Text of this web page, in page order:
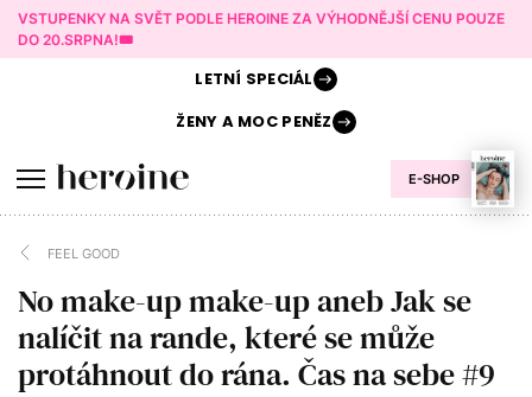
VSTUPENKY NA SVĚT PODLE HEROINE ZA VÝHODNĚJŠÍ CENU POUZE
DO 20.SRPNA!🎟️
E-SHOP
LETNÍ SPECIÁL
ŽENY AMOC PENĚZ
FEEL GOOD
No make-up make-up aneb Jak se
nalíčit na rande, které se může
protáhnout do rána. Čas na sebe #9